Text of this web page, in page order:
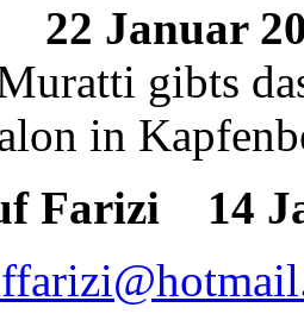
22 Januar
gibts
in
Farizi
14